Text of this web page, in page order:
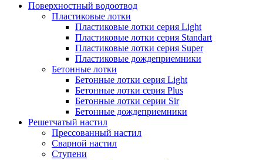
Поверхностный водоотвод
Пластиковые лотки
Пластиковые лотки серия Light
Пластиковые лотки серия Standart
Пластиковые лотки серия Super
Пластиковые дождеприемники
Бетонные лотки
Бетонные лотки серия Light
Бетонные лотки серия Plus
Бетонные лотки серии Sir
Бетонные дождеприемники
Решетчатый настил
Прессованный настил
Сварной настил
Ступени